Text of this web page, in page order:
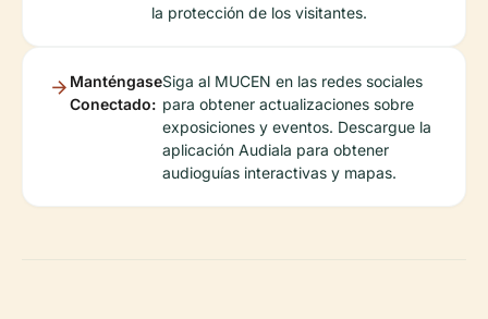
la protección de los visitantes.
Manténgase
Conectado:
Siga al MUCEN en las redes sociales
para obtener actualizaciones sobre
exposiciones y eventos. Descargue la
aplicación Audiala para obtener
audioguías interactivas y mapas.